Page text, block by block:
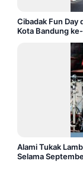
Cibadak Fun Day
Kota Bandung
Alami Tukak
Selama